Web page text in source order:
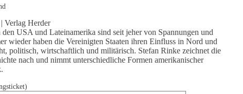
Verlag Herder
USA und Lateinamerika sind seit jeher von Spannungen und
wieder haben die Vereinigten Staaten ihren Einfluss in Nord und
politisch, wirtschaftlich und militärisch. Stefan Rinke zeichnet die
nach und nimmt unterschiedliche Formen amerikanischer